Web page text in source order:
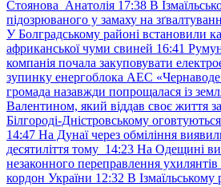
Стоянова Анатолія 17:38 В
підозрюваного у замаху на
У Болградському районі встановили
африканської чуми свиней 16:41
компанія почала закуповувати
зупинку енергоблока АЕС
громада назавжди попрощалася із
Валентином, який віддав своє життя
Білгороді-Дністровському
14:47 На Дунаї через обміління
десятиліття тому 14:23 На Одещині
незаконного переправлення
кордон України 12:32 В Ізмаїльському